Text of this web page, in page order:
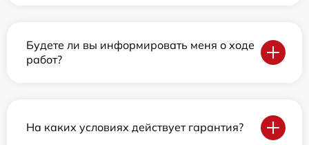
Будете ли вы информировать меня о ходе
работ?
На каких условиях действует гарантия?